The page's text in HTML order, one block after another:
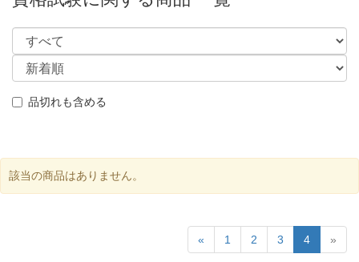
品切れも含める
該当の商品はありません。
« 1 2 3 4 »